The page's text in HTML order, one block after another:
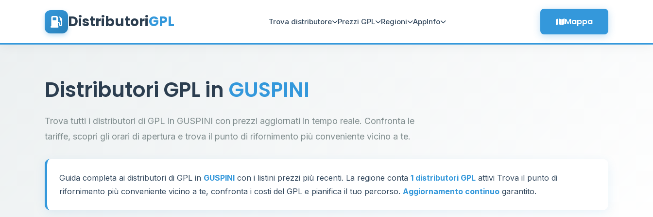
DistributoriGPL Trova distributore Prezzi GPL Regioni AppInfo Mappa
Distributori GPL in GUSPINI
Trova tutti i distributori di GPL in GUSPINI con prezzi aggiornati in tempo reale. Confronta le
tariffe, scopri gli orari di apertura e trova il punto di rifornimento più conveniente vicino a te.
Guida completa ai distributori di GPL in GUSPINI con i listini prezzi più recenti. La regione conta 1 distributori GPL attivi Trova il punto di
rifornimento più conveniente vicino a te, confronta i costi del GPL e pianifica il tuo percorso. Aggiornamento continuo garantito.